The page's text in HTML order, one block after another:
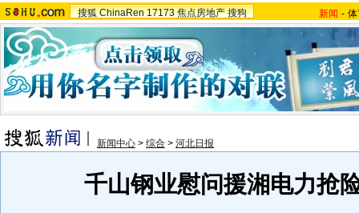
搜狐 ChinaRen 17173 焦点房地产 搜狗 新闻 -
新闻中心 > 综合 > 河北日报
千山钢业慰问援湘电力抢